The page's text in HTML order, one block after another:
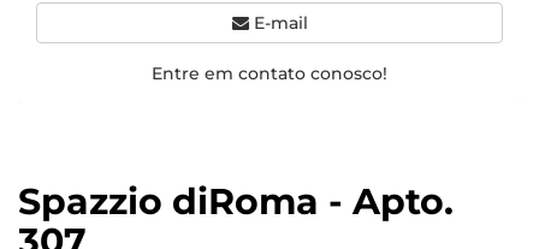
Spazzio diRoma - Apto.
E-mail
Entre em contato conosco!